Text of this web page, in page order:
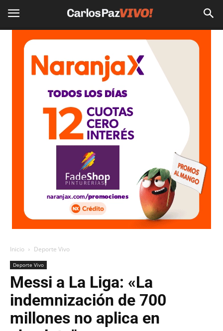
Inicio Deporte Vivo
Deporte Vivo
Messi a La Liga: «La
indemnización de 700
millones no aplica en